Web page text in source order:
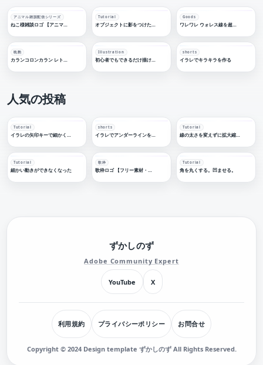
アニマル雑談配信シリーズ
ねこ様雑談ロゴ 【アニマル雑談シリーズ】 【フリー素材・サムネ素材】
Tutorial
オブジェクトに影をつけたい。ドロップシャドウ編
Goods
ワレワレ ウォレス線を超えてきた
晩酌
カランコロンカラン レトロ晩酌配信ロゴ【フリー素材・サムネ素材】
Illustration
初心者でもできるだけ描けるようシンプルに心がけた「2023年なのでイラレでうさぎさんを描く」をしました。のデータです
shorts
イラレでキラキラを作る
人気の投稿
Tutorial
イラレの矢印キーで細かく移動する
shorts
イラレでアンダーラインを引く
Tutorial
線の太さを変えずに拡大縮小する
Tutorial
細かい動きができなくなった
歌枠
歌枠ロゴ 【フリー素材・サムネ素材】
Tutorial
角を丸くする。凹ませる。
ずかしのず
Adobe Community Expert
YouTube X
利用規約 プライバシーポリシー お問合せ
Copyright © 2024 Design template ずかしのず All Rights Reserved.